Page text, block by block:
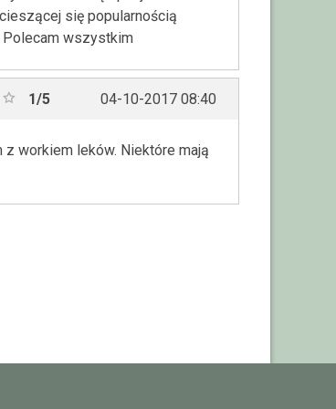
się popularnością
Polecam wszystkim
1/5 04-10-2017 08:40
z workiem leków. Niektóre mają